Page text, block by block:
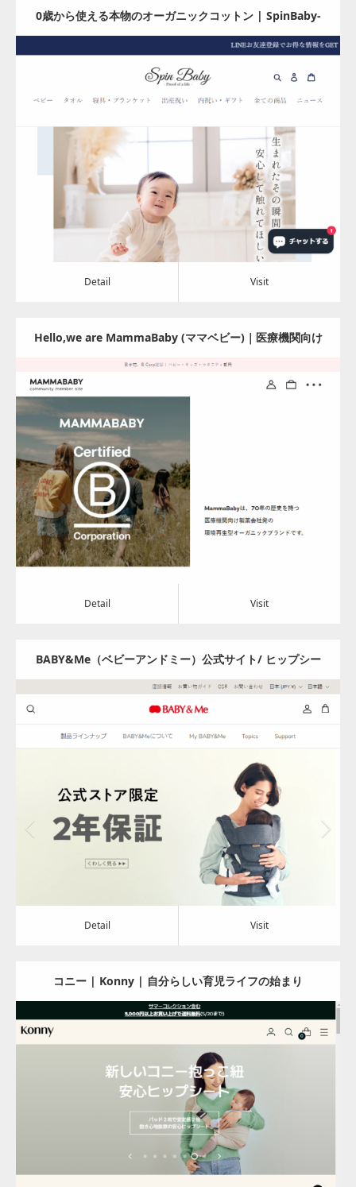
0歳から使える本物のオーガニックコットン | SpinBaby-
スピンベビー-
アパレル・バッグ
Detail
Detail Visit
Hello,we are MammaBaby (ママベビー)｜医療機関向け
の製薬会社が展開するオーガニック＆Veganブランド
Category:アパレル・バッグ
Detail Visit
Detail Visit
BABY&Me（ベビーアンドミー）公式サイト/ ヒップシー
ートキャリア
アパレル・バッグ
Detail Visit
Detail Visit
コニー | Konny | 自分らしい育児ライフの始まり
Update:2024.08.01
Category: アパレル・バッグ